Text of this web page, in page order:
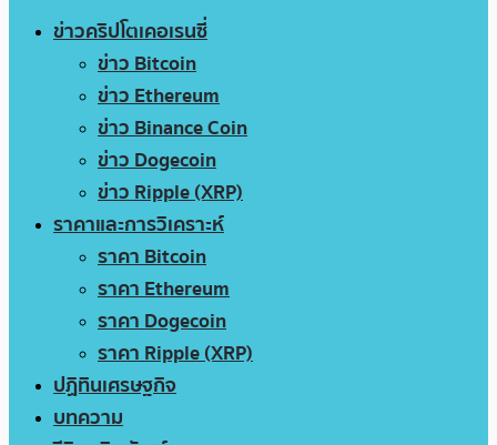
ข่าวคริปโตเคอเรนซี่
ข่าว Bitcoin
ข่าว Ethereum
ข่าว Binance Coin
ข่าว Dogecoin
ข่าว Ripple (XRP)
ราคาและการวิเคราะห์
ราคา Bitcoin
ราคา Ethereum
ราคา Dogecoin
ราคา Ripple (XRP)
ปฏิทินเศรษฐกิจ
บทความ